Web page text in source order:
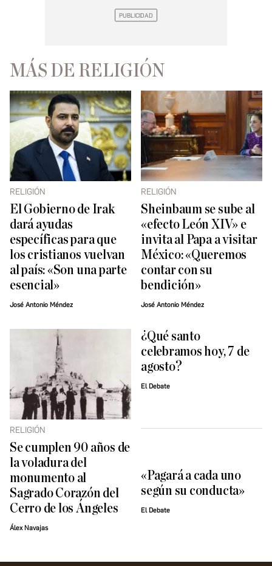
MÁS DE RELIGIÓN
RELIGIÓN
El Gobierno de Irak
dará ayudas
específicas para que
los cristianos vuelvan
al país: «Son una parte
esencial»
José Antonio Méndez
RELIGIÓN
Sheinbaum se sube al
«efecto León XIV» e
invita al Papa a visitar
México: «Queremos
contar con su
bendición»
José Antonio Méndez
RELIGIÓN
Se cumplen 90 años de
la voladura del
monumento al
Sagrado Corazón del
Cerro de los Ángeles
Álex Navajas
¿Qué santo
celebramos hoy, 7 de
agosto?
El Debate
«Pagará a cada uno
según su conducta»
El Debate